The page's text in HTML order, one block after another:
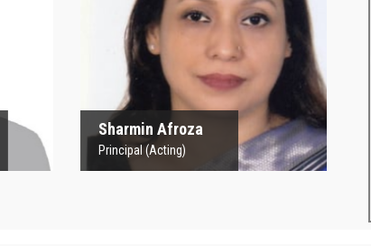
Sharmin Afroza
Principal (Acting)
Sharmin Afroza
Principal (Acting)